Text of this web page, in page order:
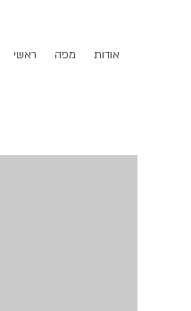
ראשי מפה אודות